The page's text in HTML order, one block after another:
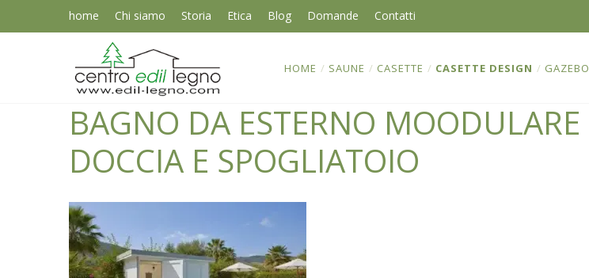
home Chi siamo Storia Etica Blog Domande Contatti
HOME / SAUNE / CASETTE / CASETTE DESIGN / GAZEBO
BAGNO DA ESTERNO MOODULARE
DOCCIA E SPOGLIATOIO